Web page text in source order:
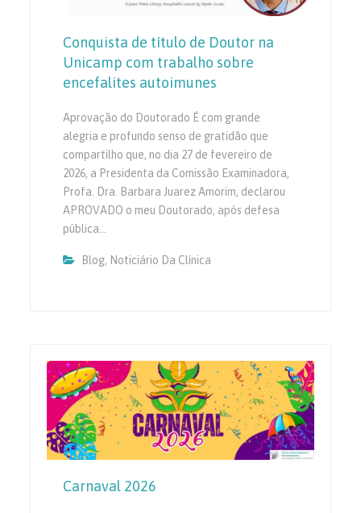
Conquista de título de Doutor na
Unicamp com trabalho sobre
encefalites autoimunes
Aprovação do Doutorado É com grande
alegria e profundo senso de gratidão que
compartilho que, no dia 27 de fevereiro de
2026, a Presidenta da Comissão Examinadora,
Profa. Dra. Barbara Juarez Amorim, declarou
APROVADO o meu Doutorado, após defesa
pública…
Blog, Noticiário Da Clínica
Carnaval 2026